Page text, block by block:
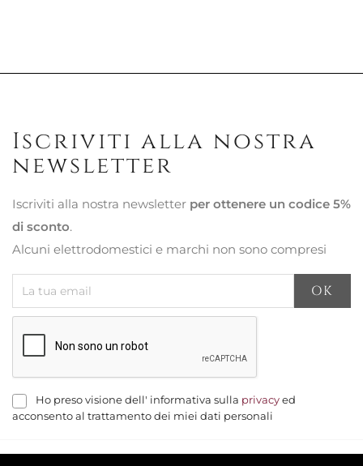
Iscriviti alla nostra
newsletter
Iscriviti alla nostra newsletter per ottenere un codice 5%
di sconto.
Alcuni elettrodomestici e marchi non sono compresi
Ho preso visione dell' informativa sulla privacy ed
acconsento al trattamento dei miei dati personali